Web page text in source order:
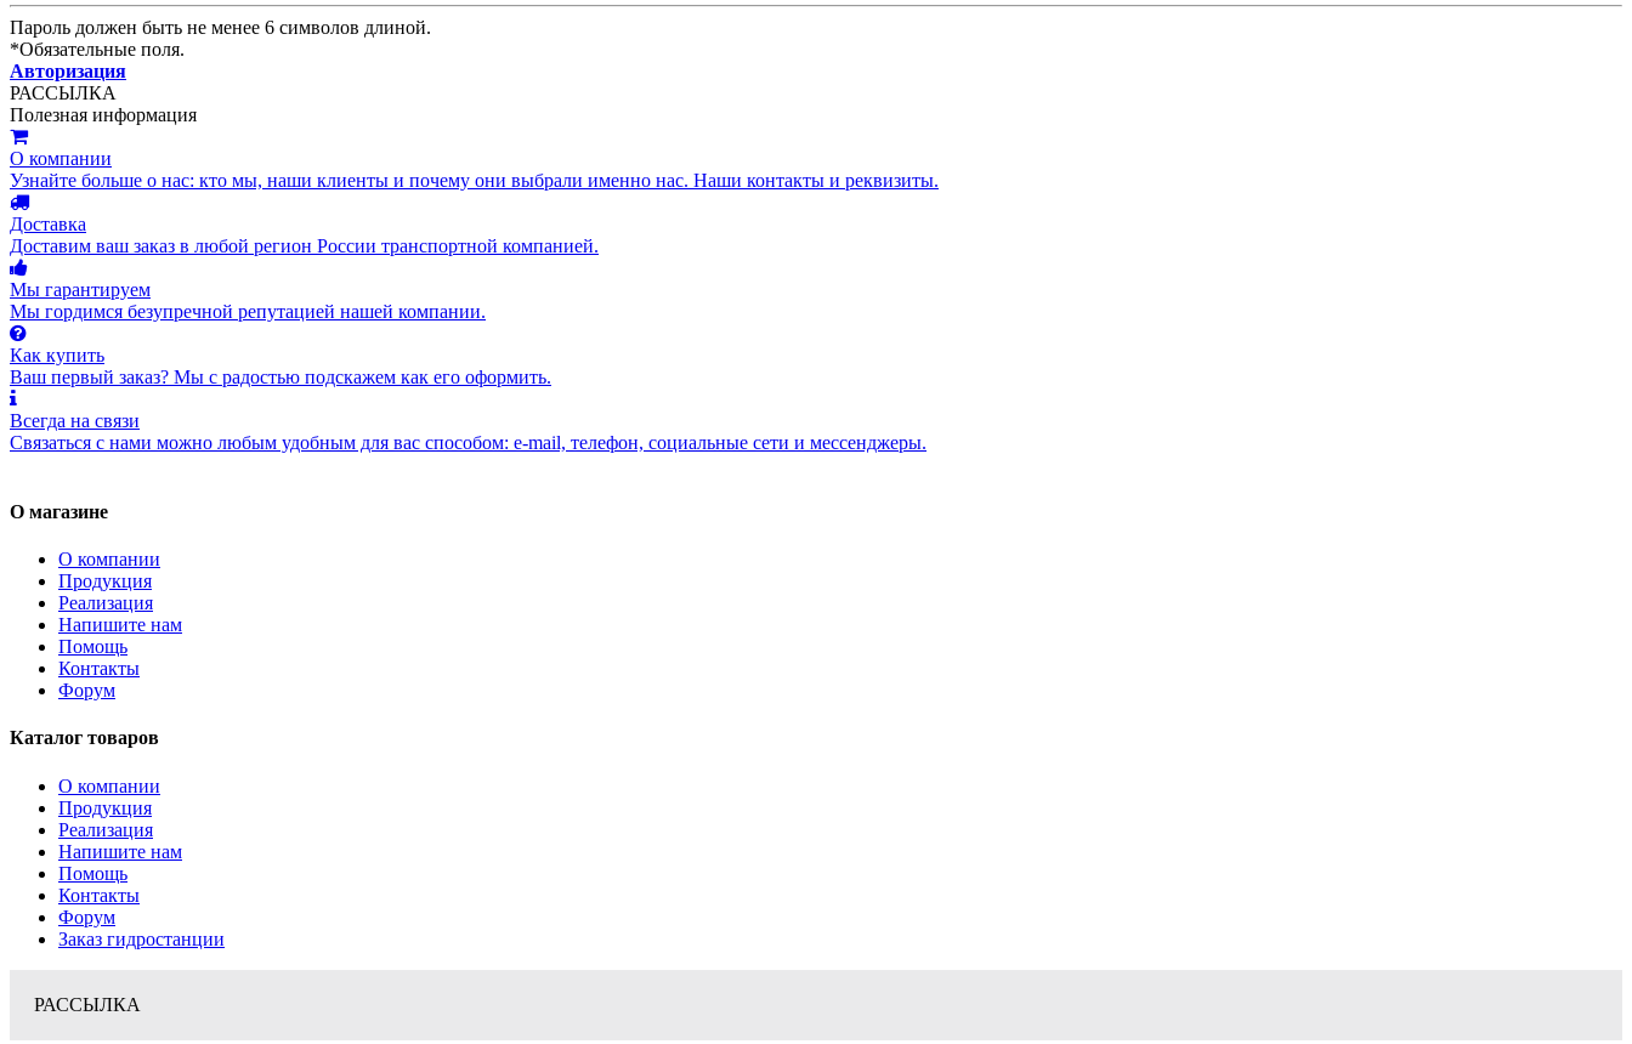
Пароль должен быть не менее 6 символов длиной.
*Обязательные поля.
Авторизация
РАССЫЛКА
Полезная информация
О компании
Узнайте больше о нас: кто мы, наши клиенты и почему они выбрали именно нас. Наши контакты и реквизиты.
Доставка
Доставим ваш заказ в любой регион России транспортной компанией.
Мы гарантируем
Мы гордимся безупречной репутацией нашей компании.
Как купить
Ваш первый заказ? Мы с радостью подскажем как его оформить.
Всегда на связи
Связаться с нами можно любым удобным для вас способом: e-mail, телефон, социальные сети и мессенджеры.
О магазине
О компании
Продукция
Реализация
Напишите нам
Помощь
Контакты
Форум
Каталог товаров
О компании
Продукция
Реализация
Напишите нам
Помощь
Контакты
Форум
Заказ гидростанции
РАССЫЛКА